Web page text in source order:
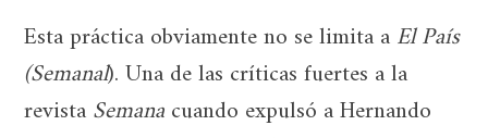
Esta práctica obviamente no se limita aEl País
(Semanal). Una de las críticas fuertes a la
revistaSemanacuando expulsó a Hernando